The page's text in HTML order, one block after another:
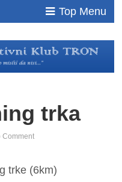
Top Menu
trka
Comment
trke (6km)